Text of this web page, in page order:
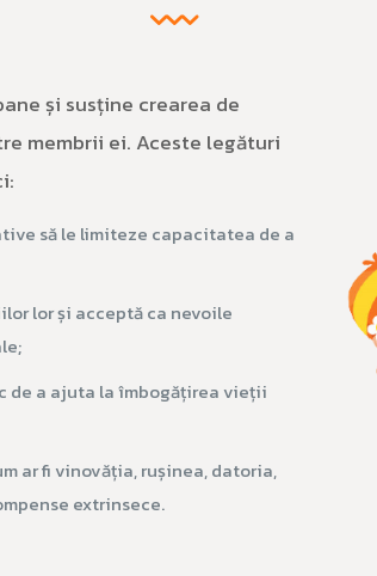
și susține crearea de
membrii ei. Aceste legături
să le limiteze capacitatea de a
lor și acceptă ca nevoile
de a ajuta la îmbogățirea vieții
ar fi vinovăția, rușinea, datoria,
extrinsece.